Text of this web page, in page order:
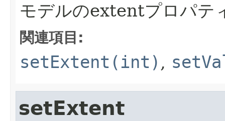
モデルのextentプロパテ
関連項目:
setExtent(int) ,
setExtent